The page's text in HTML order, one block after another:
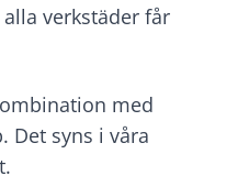
verkstäder får
med
Det syns i våra